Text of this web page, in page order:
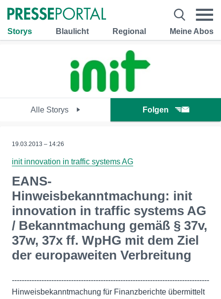
Storys Blaulicht Regional Meine Abos
Alle Storys Folgen
19.03.2013 – 14:26
init innovation in traffic systems AG
EANS-
Hinweisbekanntmachung: init
innovation in traffic systems AG
/ Bekanntmachung gemäß § 37v,
37w, 37x ff. WpHG mit dem Ziel
der europaweiten Verbreitung
--------------------------------------------------------------------------------
Hinweisbekanntmachung für Finanzberichte übermittelt